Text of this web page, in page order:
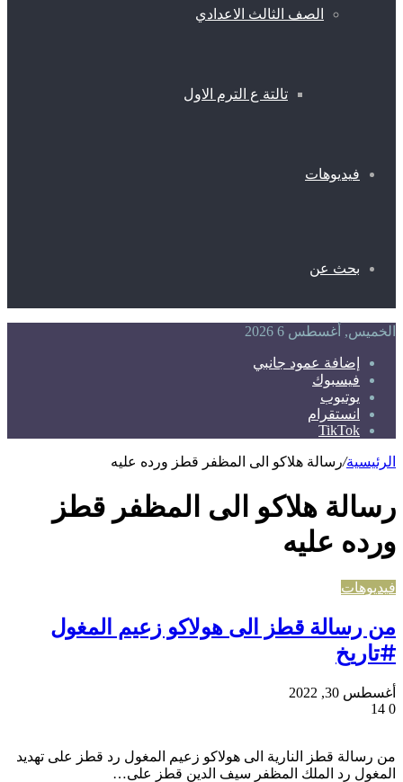
الصف الثالث الاعدادي
تالتة ع الترم الاول
فيديوهات
بحث عن
الخميس, أغسطس 6 2026
إضافة عمود جانبي
فيسبوك
يوتيوب
انستقرام
TikTok
الرئيسية/رسالة هلاكو الى المظفر قطز ورده عليه
رسالة هلاكو الى المظفر قطز
ورده عليه
فيديوهات
من رسالة قطز الى هولاكو زعيم المغول
#تاريخ
أغسطس 30, 2022
0
من رسالة قطز النارية الى هولاكو زعيم المغول رد قطز على تهديد
المغول رد الملك المظفر سيف الدين قطز على…